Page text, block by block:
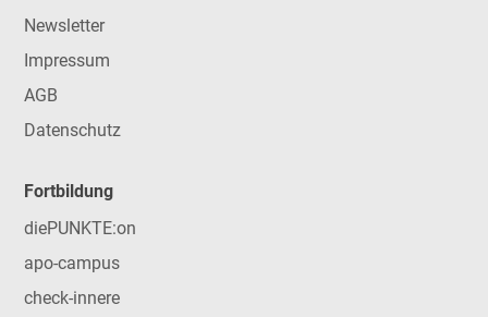
Newsletter
Impressum
AGB
Datenschutz
Fortbildung
diePUNKTE:on
apo-campus
check-innere